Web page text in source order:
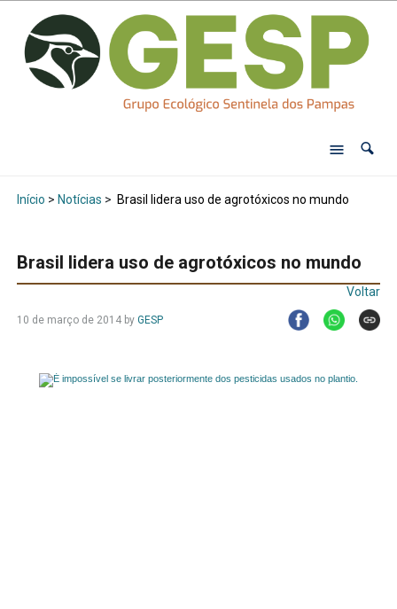
Início > Notícias > Brasil lidera uso de agrotóxicos no mundo
Brasil lidera uso de agrotóxicos no mundo
Voltar
10 de março de 2014by GESP